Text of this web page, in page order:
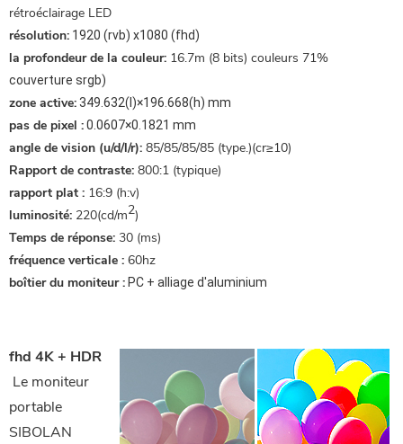
rétroéclairage LED
résolution: 1920 (rvb) x1080 (fhd)
la profondeur de la couleur: 16.7m (8 bits) couleurs 71%
couverture srgb)
zone active:349.632(l)×196.668(h) mm
pas de pixel :0.0607×0.1821 mm
angle de vision (u/d/l/r): 85/85/85/85 (type.)(cr≥10)
Rapport de contraste: 800:1 (typique)
rapport plat : 16:9 (h:v)
luminosité: 220(cd/m2)
Temps de réponse: 30 (ms)
fréquence verticale : 60hz
boîtier du moniteur : PC + alliage d'aluminium
fhd 4K + HDR
portable
SIBOLAN